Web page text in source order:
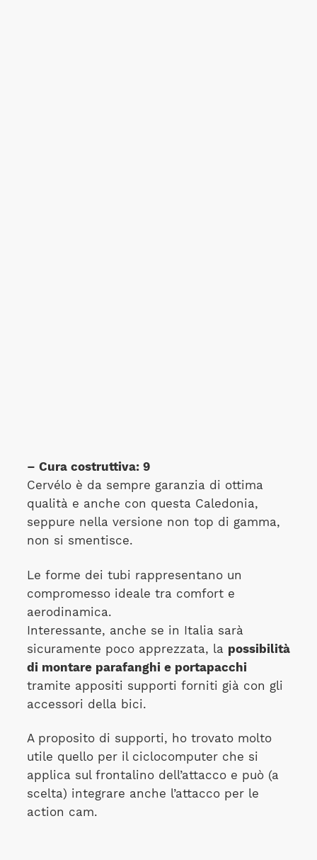
– Cura costruttiva: 9
Cervélo è da sempre garanzia di ottima
qualità e anche con questa Caledonia,
seppure nella versione non top di gamma,
non si smentisce.
Le forme dei tubi rappresentano un
compromesso ideale tra comfort e
aerodinamica.
Interessante, anche se in Italia sarà
sicuramente poco apprezzata, la possibilità
di montare parafanghi e portapacchi
tramite appositi supporti forniti già con gli
accessori della bici.
A proposito di supporti, ho trovato molto
utile quello per il ciclocomputer che si
applica sul frontalino dell’attacco e può (a
scelta) integrare anche l’attacco per le
action cam.